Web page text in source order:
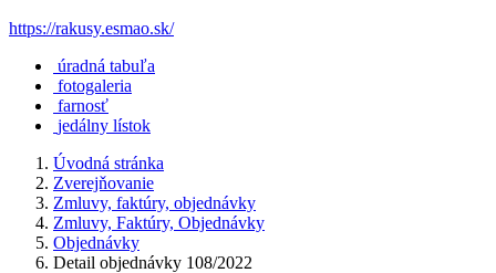
https://rakusy.esmao.sk/
úradná tabuľa
fotogaleria
farnosť
jedálny lístok
Úvodná stránka
Zverejňovanie
Zmluvy, faktúry, objednávky
Zmluvy, Faktúry, Objednávky
Objednávky
Detail objednávky 108/2022